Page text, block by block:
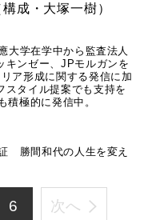
成・大塚一樹）
大学在学中から監査法人
キンゼー、JPモルガンを
ア形成に関する発信に加
スタイル提案でも支持を
積極的に発信中。
勝間和代の人生を変え
6 次へ